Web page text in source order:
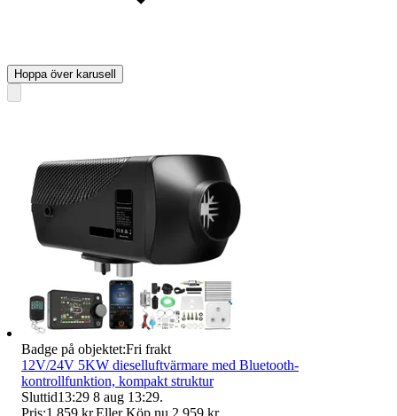
Hoppa över karusell
Badge på objektet:Fri frakt
12V/24V 5KW dieselluftvärmare med Bluetooth-
kontrollfunktion, kompakt struktur
Sluttid13:29 8 aug 13:29.